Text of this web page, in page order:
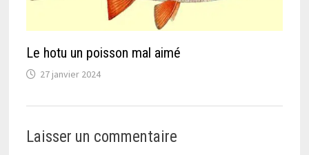
Le hotu un poisson mal aimé
27 janvier 2024
Laisser un commentaire